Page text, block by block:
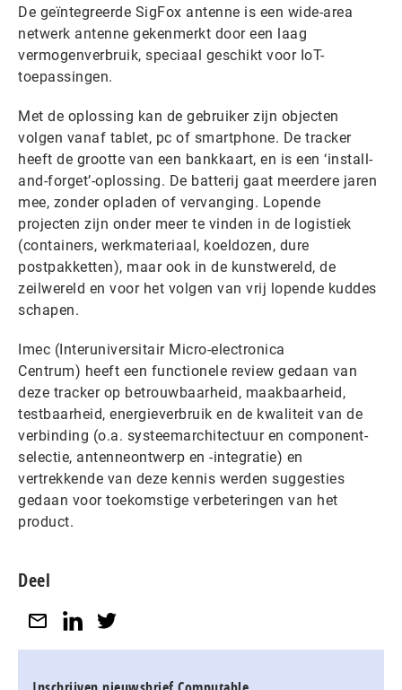
De geïntegreerde SigFox antenne is een wide-area
netwerk antenne gekenmerkt door een laag
vermogenverbruik, speciaal geschikt voor IoT-
toepassingen.
Met de oplossing kan de gebruiker zijn objecten
volgen vanaf tablet, pc of smartphone. De tracker
heeft de grootte van een bankkaart, en is een ‘install-
and-forget’-oplossing. De batterij gaat meerdere jaren
mee, zonder opladen of vervanging. Lopende
projecten zijn onder meer te vinden in de logistiek
(containers, werkmateriaal, koeldozen, dure
postpakketten), maar ook in de kunstwereld, de
zeilwereld en voor het volgen van vrij lopende kuddes
schapen.
Imec (Interuniversitair Micro-electronica
Centrum) heeft een functionele review gedaan van
deze tracker op betrouwbaarheid, maakbaarheid,
testbaarheid, energieverbruik en de kwaliteit van de
verbinding (o.a. systeemarchitectuur en component-
selectie, antenneontwerp en -integratie) en
vertrekkende van deze kennis werden suggesties
gedaan voor toekomstige verbeteringen van het
product.
Deel